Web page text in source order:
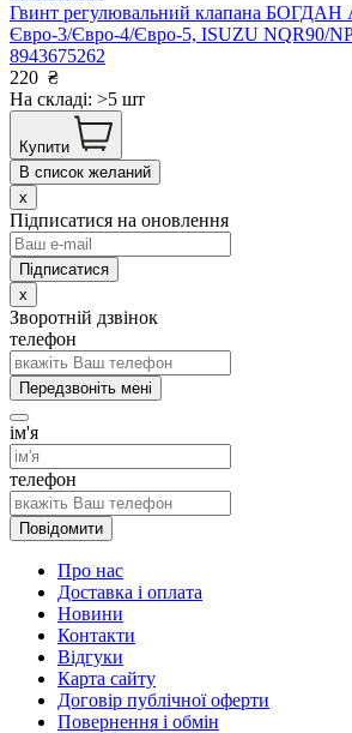
Гвинт регулювальний клапана БОГДАН
Євро-3/Євро-4/Євро-5, ISUZU NQR90/
8943675262
220 ₴
На складі: >5 шт
Купити
В список желаний
x
Підписатися на оновлення
x
Зворотній дзвінок
телефон
Передзвоніть мені
ім'я
телефон
Повідомити
Про нас
Доставка і оплата
Новини
Контакти
Відгуки
Карта сайту
Договір публічної оферти
Повернення і обмін